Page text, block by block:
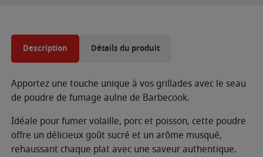
Description Détails du produit
Apportez une touche unique à vos grillades avec le seau
de poudre de fumage aulne de Barbecook.
Idéale pour fumer volaille, porc et poisson, cette poudre
offre un délicieux goût sucré et un arôme musqué,
rehaussant chaque plat avec une saveur authentique.